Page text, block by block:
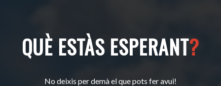
QUÈ ESTÀS ESPERANT?
No deixis per demà el que pots fer avui!